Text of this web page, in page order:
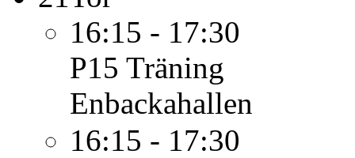
16:15 - 17:30
P15 Träning
Enbackahallen
16:15 - 17:30